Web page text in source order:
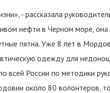
- рассказала
нефти в Черном море, она
пятна. Уже 8 лет в
одежду для
всей России по методики
около 80 волонтеров,